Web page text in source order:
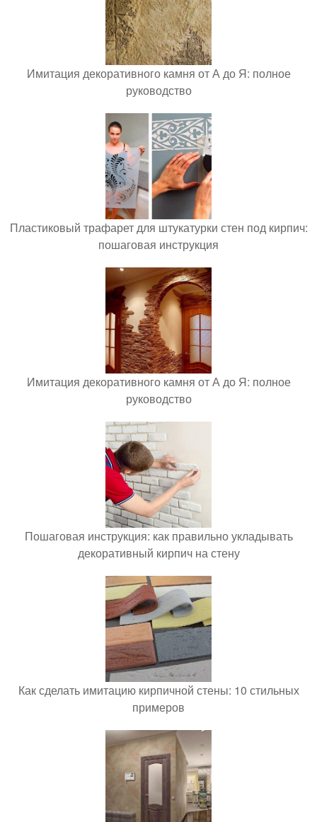
Имитация декоративного камня от А до Я: полное
руководство
Пластиковый трафарет для штукатурки стен под кирпич:
пошаговая инструкция
Имитация декоративного камня от А до Я: полное
руководство
Пошаговая инструкция: как правильно укладывать
декоративный кирпич на стену
Как сделать имитацию кирпичной стены: 10 стильных
примеров